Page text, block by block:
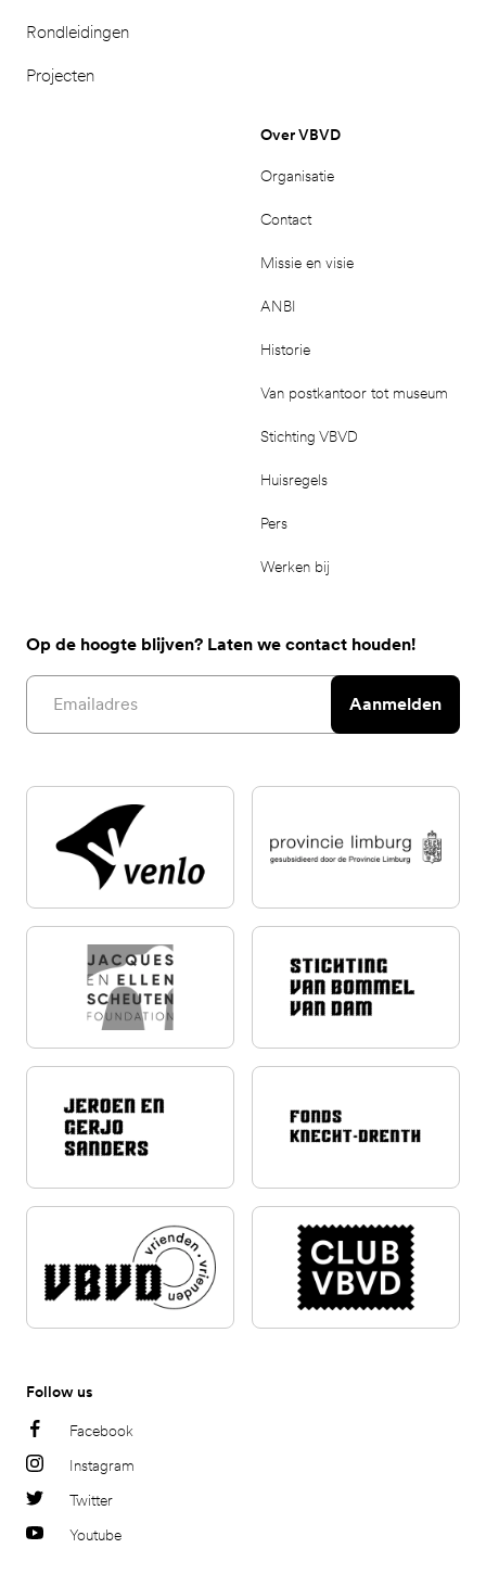
Rondleidingen
Projecten
Over VBVD
Organisatie
Contact
Missie en visie
ANBI
Historie
Van postkantoor tot museum
Stichting VBVD
Huisregels
Pers
Werken bij
Op de hoogte blijven? Laten we contact houden!
Email address
Aanmelden
Follow us
Facebook
Instagram
Twitter
Youtube